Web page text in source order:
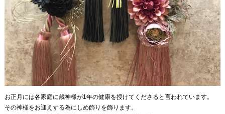
お正月には各家庭に歳神様が1年の健康を授けてくださると言われています。
その神様をお迎えする為にしめ飾りを飾ります。